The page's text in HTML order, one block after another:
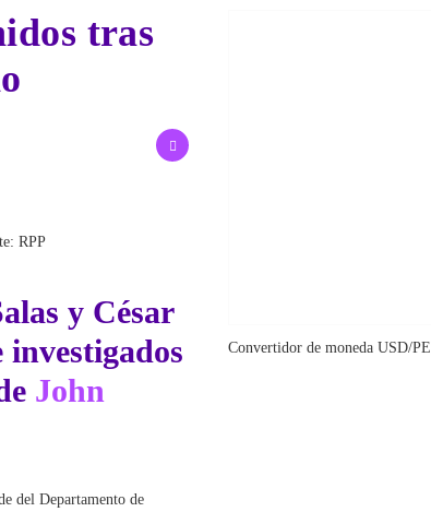
tras
RPP
y César
investigados
John
del Departamento de
Convertidor de moneda USD/